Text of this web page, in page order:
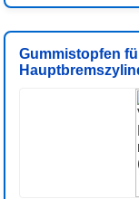
Gummistopfen